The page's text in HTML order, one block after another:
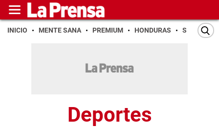
INICIO MENTE SANA PREMIUM HONDURAS SAN PEDRO
Deportes